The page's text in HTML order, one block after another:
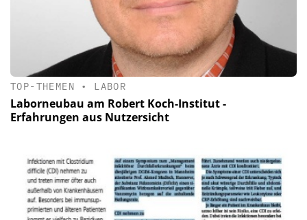
TOP-THEMEN • LABOR
Laborneubau am Robert Koch-Institut -
Erfahrungen aus Nutzersicht